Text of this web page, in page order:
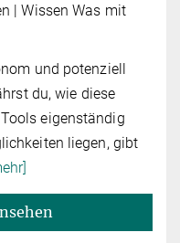
| Wissen Was mit
und potenziell
du, wie diese
eigenständig
liegen, gibt